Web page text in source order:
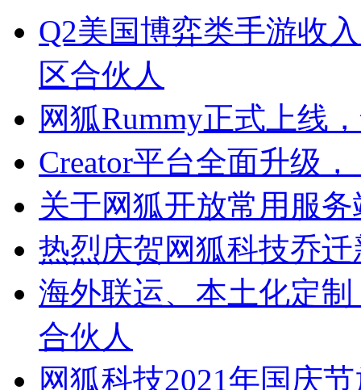
Q2美国博弈类手游收
区合伙人
网狐Rummy正式上线
Creator平台全面升级
关于网狐开放常用服
热烈庆贺网狐科技乔迁
海外联运、本土化定
合伙人
网狐科技2021年国庆